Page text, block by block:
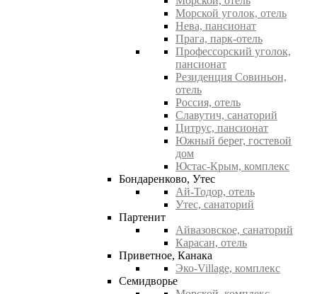
Морской уголок, отель
Нева, пансионат
Прага, парк-отель
Профессорский уголок,
пансионат
Резиденция Совиньон,
отель
Россия, отель
Славутич, санаторий
Цитрус, пансионат
Южный берег, гостевой
дом
Юстас-Крым, комплекс
Бондаренково, Утес
Ай-Тодор, отель
Утес, санаторий
Партенит
Айвазовское, санаторий
Карасан, отель
Приветное, Канака
Эко-Village, комплекс
Семидворье